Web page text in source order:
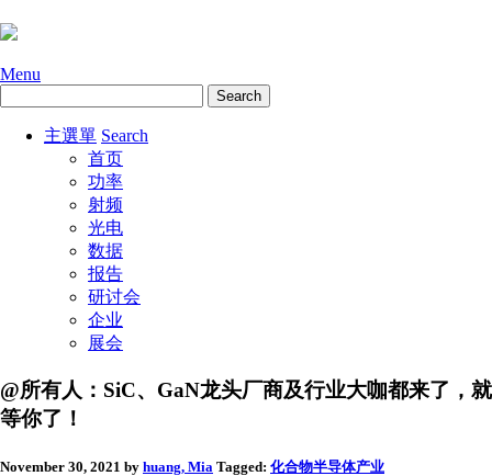
Menu
主選單 Search
首页
功率
射频
光电
数据
报告
研讨会
企业
展会
@所有人：SiC、GaN龙头厂商及行业大咖都来了，就
等你了！
November 30, 2021 by huang, Mia Tagged: 化合物半导体产业